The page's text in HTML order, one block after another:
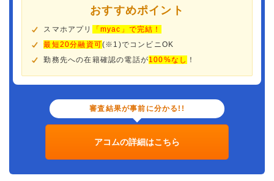
おすすめポイント
スマホアプリ
「myac」で完結！
最短20分融資可(※1)でコンビニOK
勤務先への在籍確認の電話が100%なし ！
審査結果が事前に分かる!!
アコムの詳細はこちら